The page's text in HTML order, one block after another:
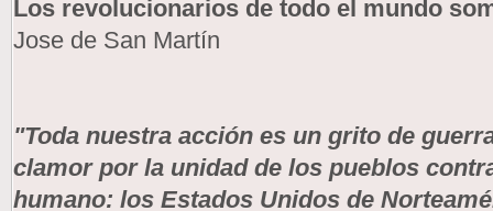
Los revolucionarios de todo el mundo
Jose de San Martín
"Toda nuestra acción es un grito de
clamor por la unidad de los pueblos
humano: los Estados Unidos de